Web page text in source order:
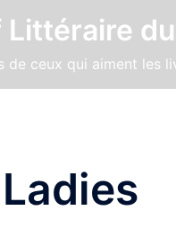
de ceux qui aiment les